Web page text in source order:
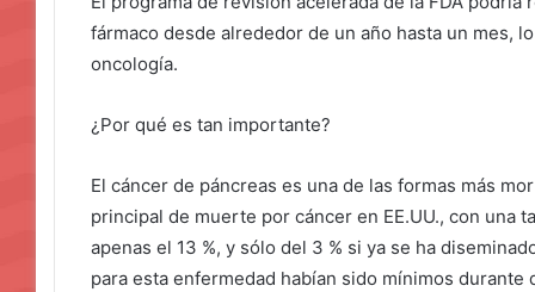
fármaco desde alrededor de un año hasta un mes,
oncología.
¿Por qué es tan importante?
El cáncer de páncreas es una de las formas más
principal de muerte por cáncer en EE.UU., con una
apenas el 13 %, y sólo del 3 % si ya se ha
para esta enfermedad habían sido mínimos durante